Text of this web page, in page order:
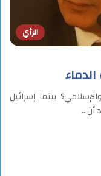
الرأي
بينما إسرائيل
أن…